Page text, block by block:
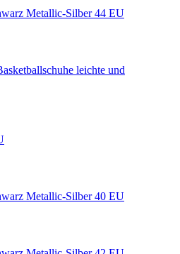
Metallic-Silber 44 EU
leichte und
Metallic-Silber 40 EU